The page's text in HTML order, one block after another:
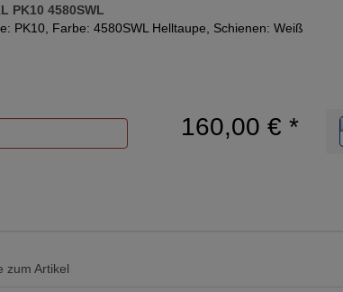
PK10 4580SWL
PK10, Farbe: 4580SWL Helltaupe, Schienen: Weiß
160,00 € *
zum Artikel